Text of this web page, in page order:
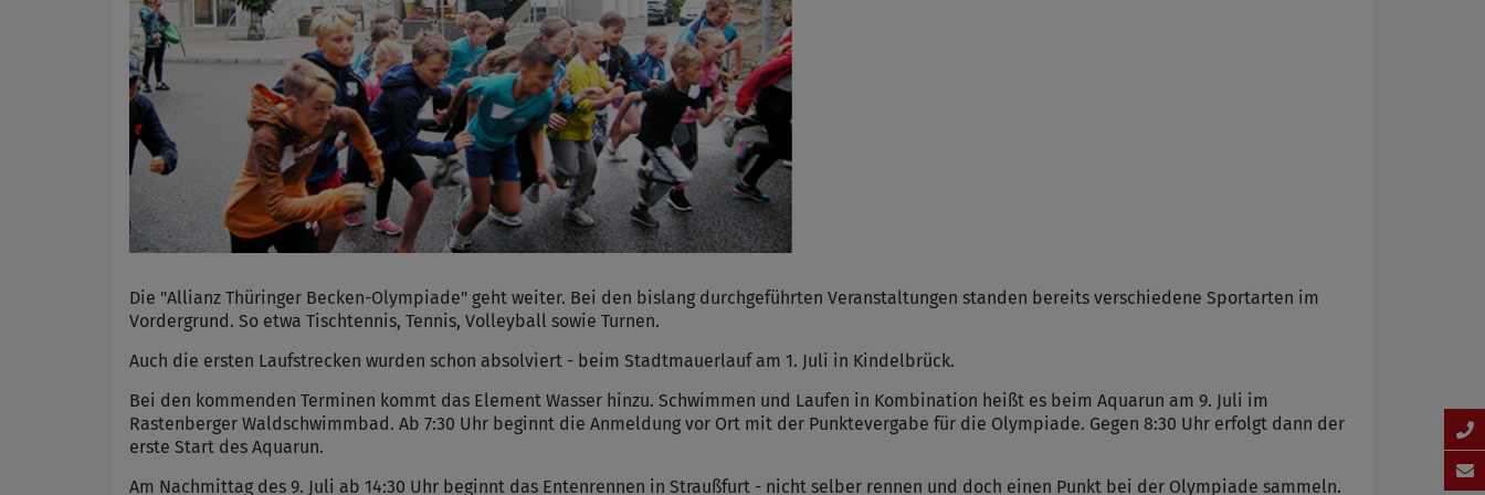
Die "Allianz Thüringer Becken-Olympiade" geht weiter. Bei den bislang durchgeführten Veranstaltungen standen bereits verschiedene Sportarten im
Vordergrund. So etwa Tischtennis, Tennis, Volleyball sowie Turnen.
Auch die ersten Laufstrecken wurden schon absolviert - beim Stadtmauerlauf am 1. Juli in Kindelbrück.
Bei den kommenden Terminen kommt das Element Wasser hinzu. Schwimmen und Laufen in Kombination heißt es beim Aquarun am 9. Juli im
Rastenberger Waldschwimmbad. Ab 7:30 Uhr beginnt die Anmeldung vor Ort mit der Punktevergabe für die Olympiade. Gegen 8:30 Uhr erfolgt dann der
erste Start des Aquarun.
Am Nachmittag des 9. Juli ab 14:30 Uhr beginnt das Entenrennen in Straußfurt - nicht selber rennen und doch einen Punkt bei der Olympiade sammeln.